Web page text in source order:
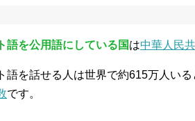
語を公用語にしている国は中華人民
語を話せる人は世界で約615万人い
です。